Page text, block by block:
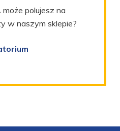
polujesz na
w naszym sklepie?